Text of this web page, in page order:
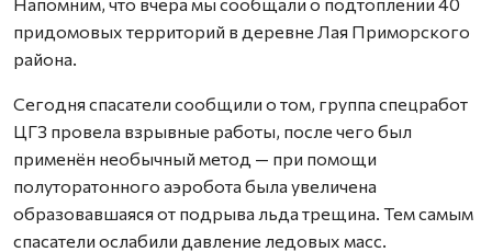
придомовых территорий в деревне Лая Приморского
района.
Сегодня спасатели сообщили о том, группа спецработ
ЦГЗ провела взрывные работы, после чего был
применён необычный метод — при помощи
полуторатонного аэробота была увеличена
образовавшаяся от подрыва льда трещина. Тем самым
спасатели ослабили давление ледовых масс.